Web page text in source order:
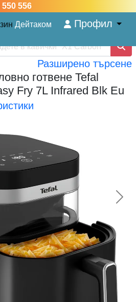
556
Дейтаком Профил
Разширено търсене
готвене Tefal
Fry 7L Infrared Blk Eu